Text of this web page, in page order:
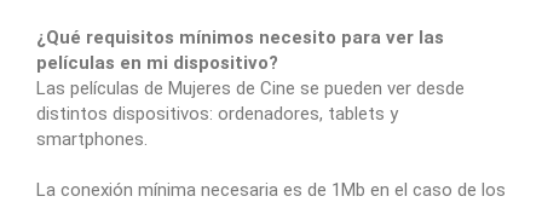
¿Qué requisitos mínimos necesito para ver las
películas en mi dispositivo?
Las películas de Mujeres de Cine se pueden ver desde
distintos dispositivos: ordenadores, tablets y
smartphones.
La conexión mínima necesaria es de 1Mb en el caso de los